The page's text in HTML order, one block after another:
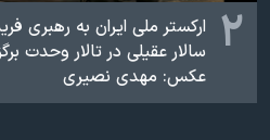
۲
ارکستر ملی ایران به رهبری
سالار عقیلی در تالار وحدت
عکس: مهدی نصیری